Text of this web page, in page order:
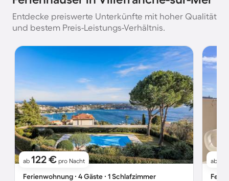
Entdecke preiswerte Unterkünfte mit hoher Qualität
und bestem Preis-Leistungs-Verhältnis.
ab 122 € pro Nacht
Ferienwohnung ∙ 4 Gäste ∙ 1 Schlafzimmer
ab